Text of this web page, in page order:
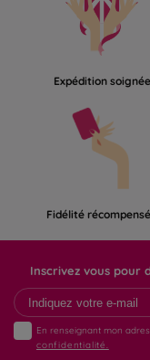
Expédition soignée
Fidélité
Inscrivez vous pour
En renseignant mon
confidentialité.